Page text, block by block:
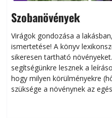
Szobanövények
Virágok gondozása a
ismertetése! A könyv
sikeresen tart­ha­tó
segítségünkre lesznek a
hogy milyen körülményekre
szüksége a növénynek az